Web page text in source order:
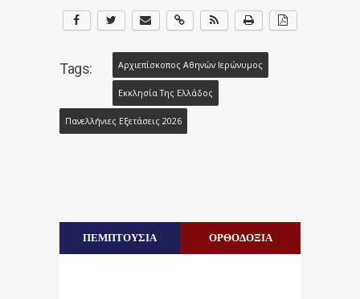
Tags: Αρχιεπίσκοπος Αθηνών Ιερώνυμος
Εκκλησία Της Ελλάδος
Πανελλήνιες Εξετάσεις 2026
ΠΕΜΠΤΟΥΣΙΑ ΟΡΘΟΔΟΞΙΑ